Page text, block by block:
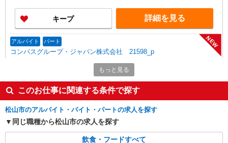
キープ 詳細を見る
アルバイト パート
コンパスグループ・ジャパン株式会社 21598_p
NEW
調理補助【アルバイト・パート】
時給1,033円以上 試用期間中 時給1,033円以上
(試用期間2ヶ月) 残業が発生した場合、残業代を1
分単位で別途支給します。
番地）
キープ
もっと見る
このお仕事に関連する条件で探す
松山市のアルバイト・バイト・パートの求人を探す
同じ職種から松山市の求人を探す
飲食・フードすべて